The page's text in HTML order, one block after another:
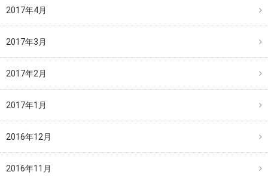
2017年4月
2017年3月
2017年2月
2017年1月
2016年12月
2016年11月